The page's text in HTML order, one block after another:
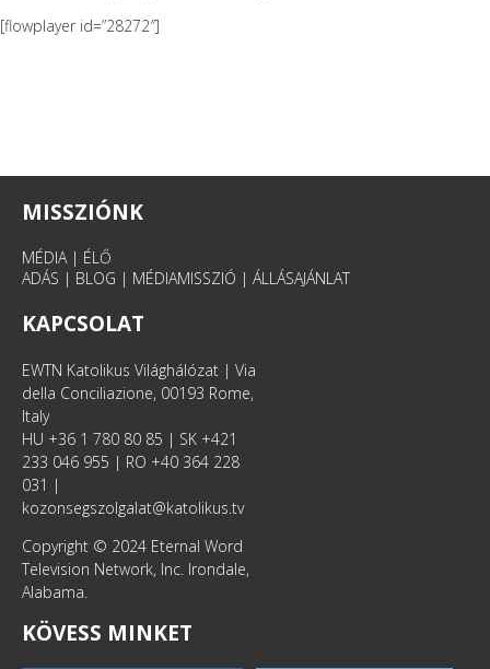
[flowplayer id=”28272″]
MISSZIÓNK
MÉDIA| ÉLŐ
ADÁS | BLOG | MÉDIAMISSZIÓ | ÁLLÁSAJÁNLAT
KAPCSOLAT
EWTN Katolikus Világhálózat | Via
della Conciliazione, 00193 Rome,
Italy
HU +36 1 780 80 85 | SK +421
233 046 955 | RO +40 364 228
031 |
kozonsegszolgalat@katolikus.tv
Copyright © 2024 Eternal Word
Television Network, Inc. Irondale,
Alabama.
KÖVESS MINKET